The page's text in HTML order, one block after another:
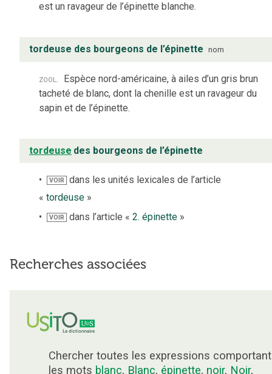
est un ravageur de l’épinette blanche.
tordeuse des bourgeons de l’épinette nom
zool. Espèce nord-américaine, à ailes d’un gris brun
tacheté de blanc, dont la chenille est un ravageur du
sapin et de l’épinette.
tordeuse des bourgeons de l’épinette
VOIR
dans les unités lexicales de l’article
« tordeuse »
VOIR dans l’article «2. épinette »
Recherches associées
Chercher toutes les expressions comportant
les mots blanc, Blanc, épinette, noir, Noir,